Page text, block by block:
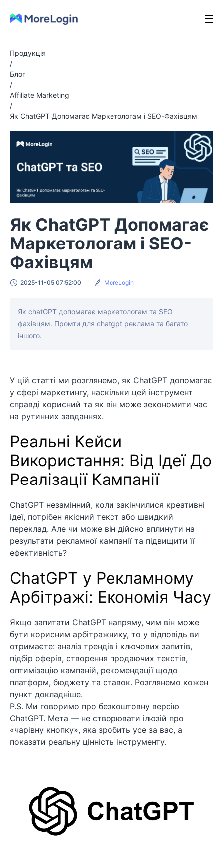
Продукція
/
Блог
/
Affiliate Marketing
/
Як ChatGPT Допомагає Маркетологам і SEO-Фахівцям
Як ChatGPT Допомагає
Маркетологам і SEO-
Фахівцям
2025-11-05 07:52:00 MoreLogin
Як chatGPT допомагає маркетологам та SEO
фахівцям. Промти для chatgpt реклама та багато
іншого.
У цій статті ми розглянемо, як ChatGPT допомагає
у сфері маркетингу, наскільки цей інструмент
справді корисний та як він може зекономити час
на рутинних завданнях.
Реальні Кейси
Використання: Від Ідеї До
Реалізації Кампанії
ChatGPT незамінний, коли закінчилися креативні
ідеї, потрібен якісний текст або швидкий
переклад. Але чи може він дійсно вплинути на
результати рекламної кампанії та підвищити її
ефективність?
ChatGPT у Рекламному
Арбітражі: Економія Часу
Якщо запитати ChatGPT напряму, чим він може
бути корисним арбітражнику, то у відповідь ви
отримаєте: аналіз трендів і ключових запитів,
підбір оферів, створення продаючих текстів,
оптимізацію кампаній, рекомендації щодо
платформ, бюджету та ставок. Розглянемо кожен
пункт докладніше.
P.S. Ми говоримо про безкоштовну версію
ChatGPT. Мета — не створювати ілюзій про
«чарівну кнопку», яка зробить усе за вас, а
показати реальну цінність інструменту.